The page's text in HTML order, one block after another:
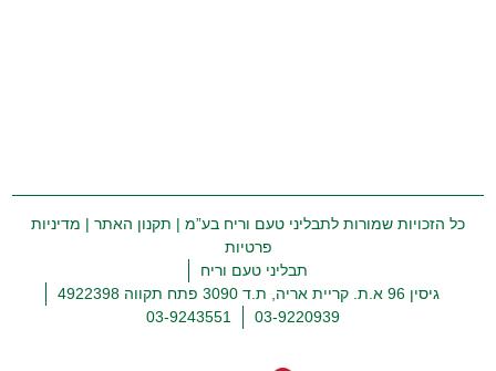
כל הזכויות שמורות לתבליני טעם וריח בע”מ | תקנון האתר | מדיניות
פרטיות
תבליני טעם וריח
גיסין 96 א.ת. קריית אריה, ת.ד 3090 פתח תקווה 4922398
03-9220939
03-9243551